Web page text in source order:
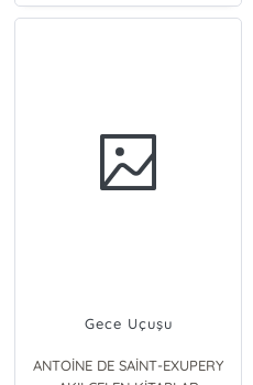
Gece Uçuşu
ANTOİNE DE SAİNT-EXUPERY